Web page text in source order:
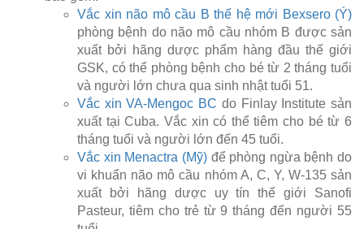
Vắc xin não mô cầu B thế hệ mới Bexsero (Ý)
phòng bệnh do não mô cầu nhóm B được sản
xuất bởi hãng dược phẩm hàng đầu thế giới
GSK, có thể phòng bệnh cho bé từ 2 tháng tuổi
và người lớn chưa qua sinh nhật tuổi 51.
Vắc xin VA-Mengoc BC do Finlay Institute sản
xuất tại Cuba. Vắc xin có thể tiêm cho bé từ 6
tháng tuổi và người lớn đến 45 tuổi.
Vắc xin Menactra (Mỹ)để phòng ngừa bệnh do
vi khuẩn não mô cầu nhóm A, C, Y, W-135 sản
xuất bởi hãng dược uy tín thế giới Sanofi
Pasteur, tiêm cho trẻ từ 9 tháng đến người 55